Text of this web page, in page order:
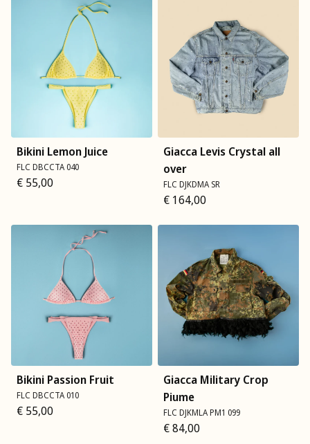
Bikini Lemon Juice
FLC DBCCTA 040
€ 55,00
Giacca Levis Crystal all
over
FLC DJKDMA SR
€ 164,00
Bikini Passion Fruit
FLC DBCCTA 010
€ 55,00
Giacca Military Crop
Piume
FLC DJKMLA PM1 099
€84,00